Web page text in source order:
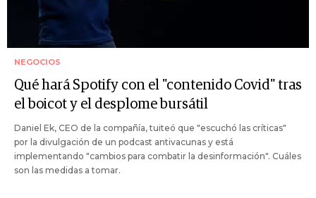
NEGOCIOS
Qué hará Spotify con el "contenido Covid" tras
el boicot y el desplome bursátil
Daniel Ek, CEO de la compañía, tuiteó que "escuchó las críticas"
por la divulgación de un podcast antivacunas y está
implementando "cambios para combatir la desinformación". Cuáles
son las medidas a tomar.